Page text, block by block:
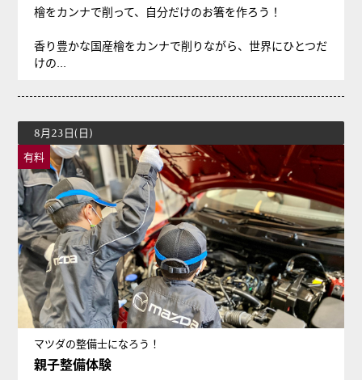
檜をカンナで削って、自分だけのお箸を作ろう！
香り豊かな国産檜をカンナで削りながら、世界にひとつだ
けの...
8月23日(日)
有料
マツダの整備士になろう！
親子整備体験